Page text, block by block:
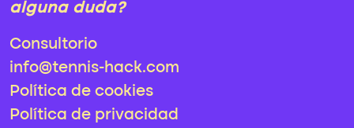
alguna duda?
Consultorio
info@tennis-hack.com
Política de cookies
Política de privacidad